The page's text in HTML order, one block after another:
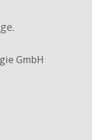
GmbH